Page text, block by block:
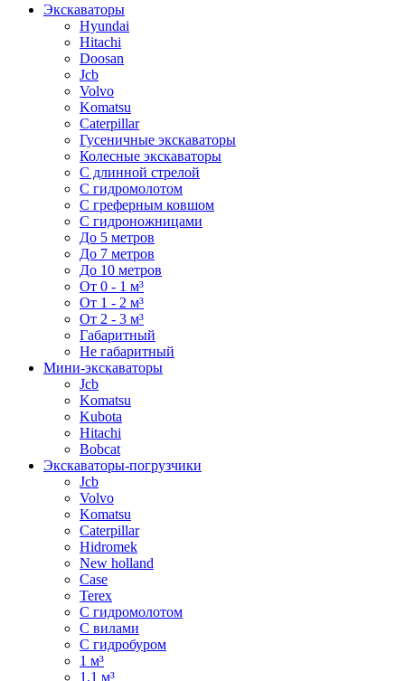
Экскаваторы
Hyundai
Hitachi
Doosan
Jcb
Volvo
Komatsu
Caterpillar
Гусеничные экскаваторы
Колесные экскаваторы
С длинной стрелой
С гидромолотом
С греферным ковшом
С гидроножницами
До 5 метров
До 7 метров
До 10 метров
От 0 - 1 м³
От 1 - 2 м³
От 2 - 3 м³
Габаритный
Не габаритный
Мини-экскаваторы
Jcb
Komatsu
Kubota
Hitachi
Bobcat
Экскаваторы-погрузчики
Jcb
Volvo
Komatsu
Caterpillar
Hidromek
New holland
Case
Terex
С гидромолотом
С вилами
С гидробуром
1 м³
1.1 м³